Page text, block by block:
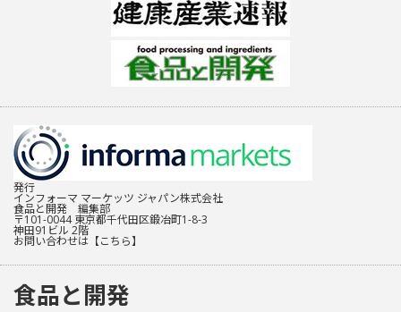
発行
インフォーマ マーケッツ ジャパン株式会社
食品と開発 編集部
〒101-0044 東京都千代田区鍛冶町1-8-3
神田91ビル 2階
お問い合わせは 【こちら】
食品と開発